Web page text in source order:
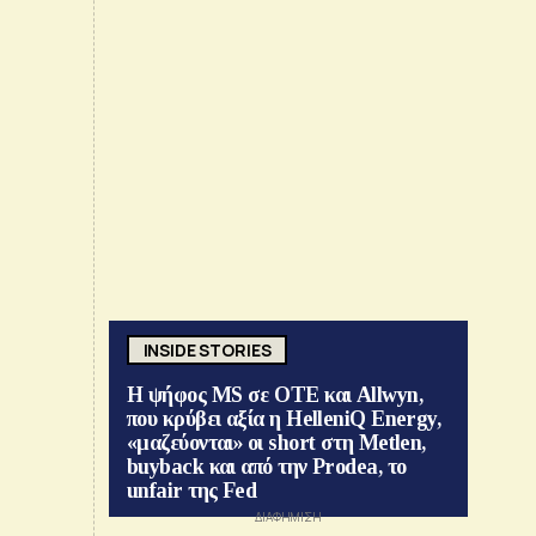
INSIDE STORIES
Η ψήφος MS σε ΟΤΕ και Allwyn,
που κρύβει αξία η HelleniQ Energy,
«μαζεύονται» οι short στη Metlen,
buyback και από την Prodea, το
unfair της Fed